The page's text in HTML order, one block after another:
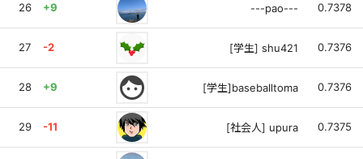
26 +9 ---pao--- 0.7378
27 -2 [学生] shu421 0.7376
28 +9 face [学生]baseballtoma 0.7376
29 -11 [社会人] upura 0.7375